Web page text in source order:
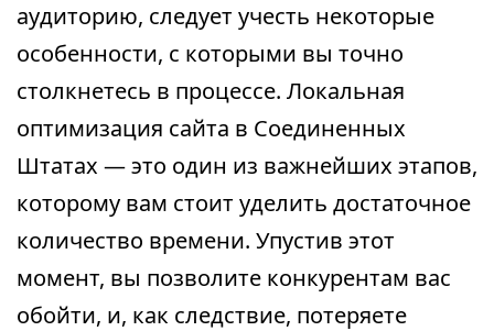
аудиторию, следует учесть некоторые
особенности, с которыми вы точно
столкнетесь в процессе. Локальная
оптимизация сайта в Соединенных
Штатах — это один из важнейших этапов,
которому вам стоит уделить достаточное
количество времени. Упустив этот
момент, вы позволите конкурентам вас
обойти, и, как следствие, потеряете